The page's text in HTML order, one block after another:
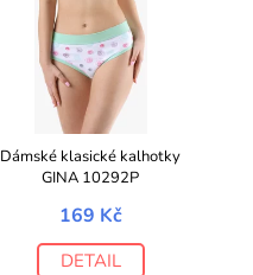
Dámské klasické kalhotky
GINA 10292P
169 Kč
DETAIL